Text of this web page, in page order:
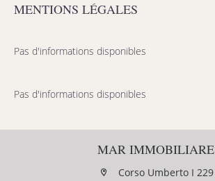
MENTIONS LÉGALES
Pas d'informations disponibles
Pas d'informations disponibles
MAR IMMOBILIARE
Corso Umberto I 229